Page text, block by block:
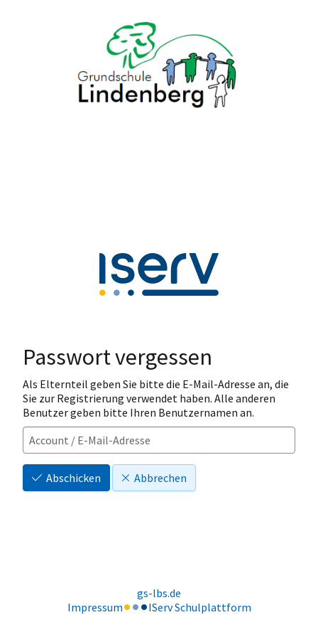
Passwort vergessen
Als Elternteil geben Sie bitte die E-Mail-Adresse an, die
Sie zur Registrierung verwendet haben. Alle anderen
Benutzer geben bitte Ihren Benutzernamen an.
Abschicken Abbrechen
gs-lbs.de
Impressum
IServ Schulplattform